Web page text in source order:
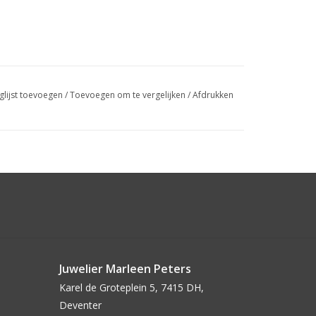
toevoegen /Toevoegen om te vergelijken /Afdrukken
Juwelier Marleen Peters
Karel de Groteplein 5, 7415 DH,
Deventer